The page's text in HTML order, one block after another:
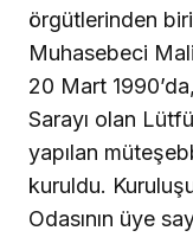
örgütlerinden
Muhasebeci
20 Mart
Sarayı olan
yapılan
kuruldu.
Odasının üye